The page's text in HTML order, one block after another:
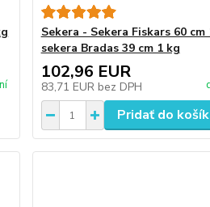
Sekera - Sekera Fiskars 60 cm
sekera Bradas 39 cm 1 kg
102,96 EUR
83,71 EUR bez DPH
Pridať do